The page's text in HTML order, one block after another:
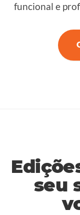
funcional e
seu